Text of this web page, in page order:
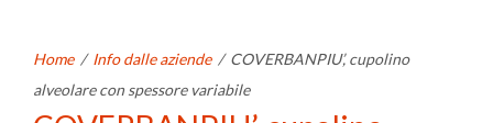
Home / Info dalle aziende / COVERBANPIU’, cupolino
alveolare con spessore variabile